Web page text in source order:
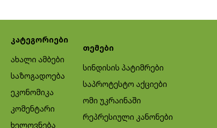
კატეგორიები
ახალი ამბები
საზოგადოება
ეკონომიკა
კომენტარი
ხელოვნება
თემები
სინდისის პატიმრები
საპროტესტო აქციები
ომი უკრაინაში
რეპრესიული კანონები